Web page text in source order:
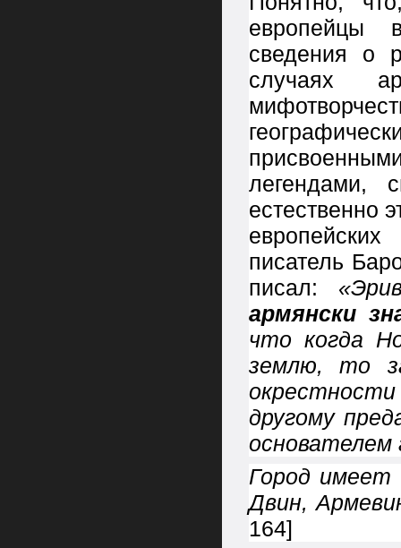
европейцы
сведения о
случаях
легендами,
естественно
писатель
писал:
армянски
что когда
землю, то
другому
основателем
Город имеет
Двин,
164]